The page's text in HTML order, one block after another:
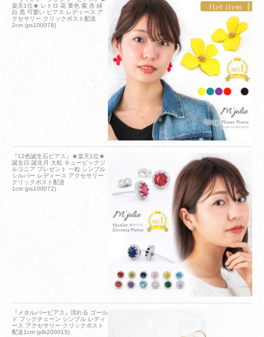
楽天1位★ レトロ 花 黄色 紫 赤 緑
白 黒 可愛い ピアス レディース ア
クセサリー クリックポスト配送
2cm (ps100078)
『12色誕生石ピアス』★楽天1位★
誕生日 誕生月 大粒 キュービックジ
ルコニア プレゼント 一粒 シンプル
シルバー レディース アクセサリー
クリックポスト配送
1cm (ps100072)
『メタルバーピアス』揺れる ゴール
ド フックチェーン シンプル レディ
ース アクセサリー クリックポスト
配送1cm (pfk200015)